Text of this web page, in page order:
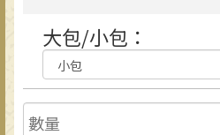
大包/小包：